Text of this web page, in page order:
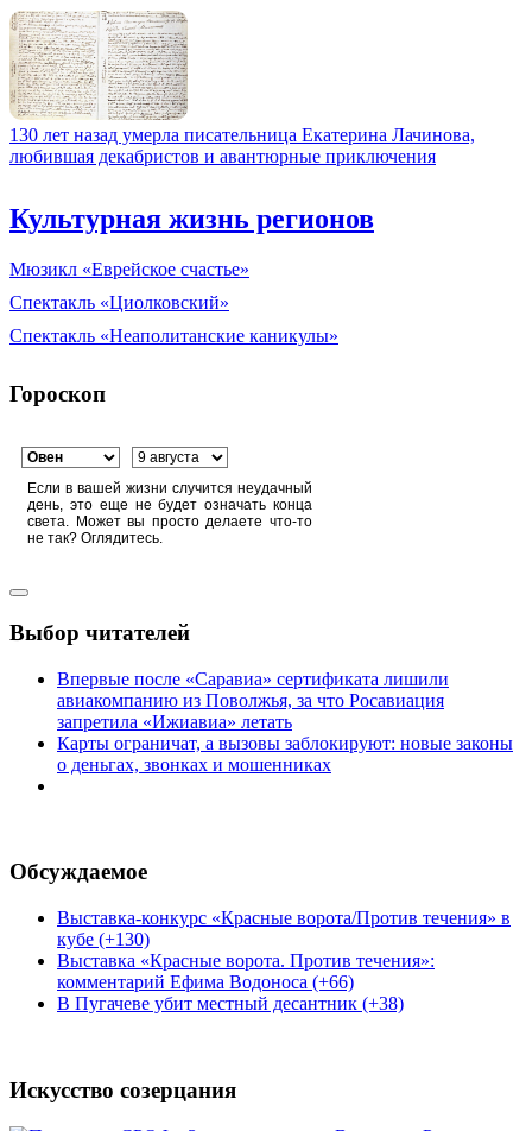
130 лет назад умерла писательница Екатерина Лачинова,
любившая декабристов и авантюрные приключения
Культурная жизнь регионов
Мюзикл «Еврейское счастье»
Спектакль «Циолковский»
Спектакль «Неаполитанские каникулы»
Гороскоп
Если в вашей жизни случится неудачный
день, это еще не будет означать конца
света. Может вы просто делаете что-то
не так? Оглядитесь.
Выбор читателей
Впервые после «Саравиа» сертификата лишили
авиакомпанию из Поволжья, за что Росавиация
запретила «Ижиавиа» летать
Карты ограничат, а вызовы заблокируют: новые законы
о деньгах, звонках и мошенниках
Обсуждаемое
Выставка-конкурс «Красные ворота/Против течения» в
кубе (+130)
Выставка «Красные ворота. Против течения»:
комментарий Ефима Водоноса (+66)
В Пугачеве убит местный десантник (+38)
Искусство созерцания